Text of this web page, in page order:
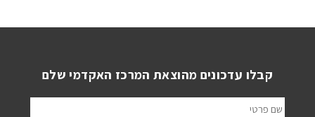
קבלו עדכונים מהוצאת המרכז האקדמי שלם
שם פרטי